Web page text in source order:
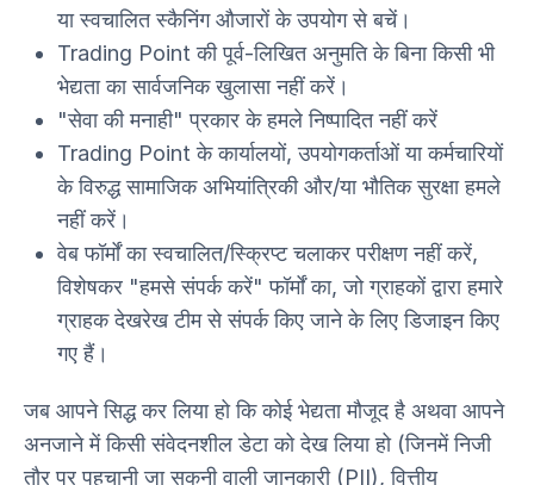
या स्वचालित स्कैनिंग औजारों के उपयोग से बचें।
Trading Point की पूर्व-लिखित अनुमति के बिना किसी भी
भेद्यता का सार्वजनिक खुलासा नहीं करें।
"सेवा की मनाही" प्रकार के हमले निष्पादित नहीं करें
Trading Point के कार्यालयों, उपयोगकर्ताओं या कर्मचारियों
के विरुद्ध सामाजिक अभियांत्रिकी और/या भौतिक सुरक्षा हमले
नहीं करें।
वेब फॉर्मों का स्वचालित/स्क्रिप्ट चलाकर परीक्षण नहीं करें,
विशेषकर "हमसे संपर्क करें" फॉर्मों का, जो ग्राहकों द्वारा हमारे
ग्राहक देखरेख टीम से संपर्क किए जाने के लिए डिजाइन किए
गए हैं।
जब आपने सिद्ध कर लिया हो कि कोई भेद्यता मौजूद है अथवा आपने
अनजाने में किसी संवेदनशील डेटा को देख लिया हो (जिनमें निजी
तौर पर पहचानी जा सकनी वाली जानकारी (PII), वित्तीय